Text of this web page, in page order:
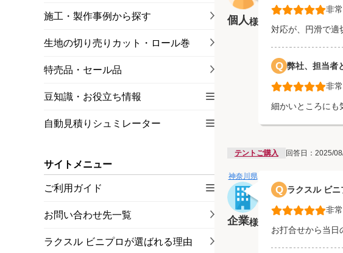
個人様
非
対応が、円滑で適
Q 弊社、担当者
非
細かいところにも
テントご購入 回答日：2025/
神奈川県
企業様
Q ラクスル ビニ
非
お打合せから当日
施工・製作事例から探す
生地の切り売りカット・ロール巻
特売品・セール品
豆知識・お役立ち情報
自動見積りシュミレーター
サイトメニュー
ご利用ガイド
お問い合わせ先一覧
ラクスル ビニプロが選ばれる理由